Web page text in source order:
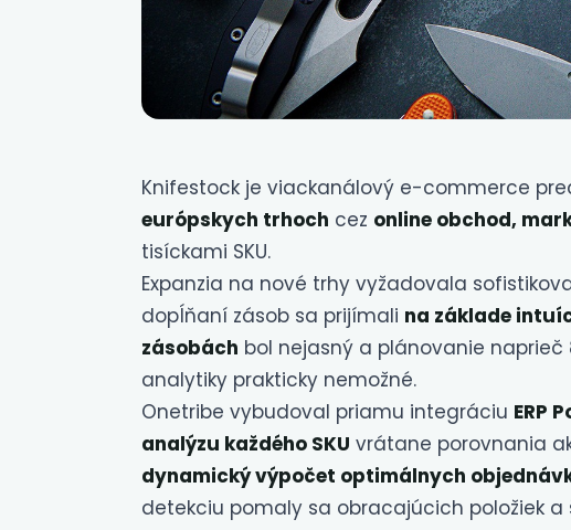
Knifestock je viackanálový e-commerce
európskych trhoch cez online obchod,
tisíckami SKU.
Expanzia na nové trhy vyžadovala
dopĺňaní zásob sa prijímali na základe
zásobách bol nejasný a plánovanie
analytiky prakticky nemožné.
Onetribe vybudoval priamu integráciu ERP
analýzu každého SKU vrátane porovnania
dynamický výpočet optimálnych
detekciu pomaly sa obracajúcich položiek